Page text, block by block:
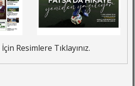
Resimlere Tıklayınız.